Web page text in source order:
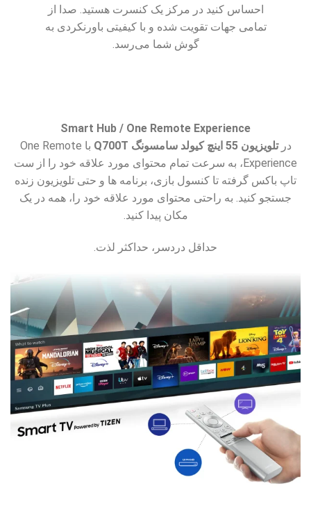
احساس کنید در مرکز یک کنسرت هستید. صدا از
تمامی جهات تقویت شده و با کیفیتی باورنکردی به
گوش شما می‌رسد.
Smart Hub / One Remote Experience
درتلویزیون 55 اینچ کیولد سامسونگ Q700T
با One Remote
Experience، به سرعت تمام محتوای مورد علاقه خود را از ست
تاپ باکس گرفته تا کنسول بازی، برنامه ها و حتی تلویزیون زنده
جستجو کنید. به راحتی محتوای مورد علاقه خود را، همه در یک
مکان پیدا کنید.
حداقل دردسر، حداکثر لذت.